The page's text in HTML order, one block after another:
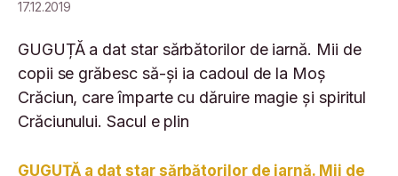
17.12.2019
GUGUȚĂ a dat star sărbătorilor de iarnă. Mii de
copii se grăbesc să-și ia cadoul de la Moș
Crăciun, care împarte cu dăruire magie și spiritul
Crăciunului. Sacul e plin
GUGUȚĂ a dat star sărbătorilor de iarnă. Mii de